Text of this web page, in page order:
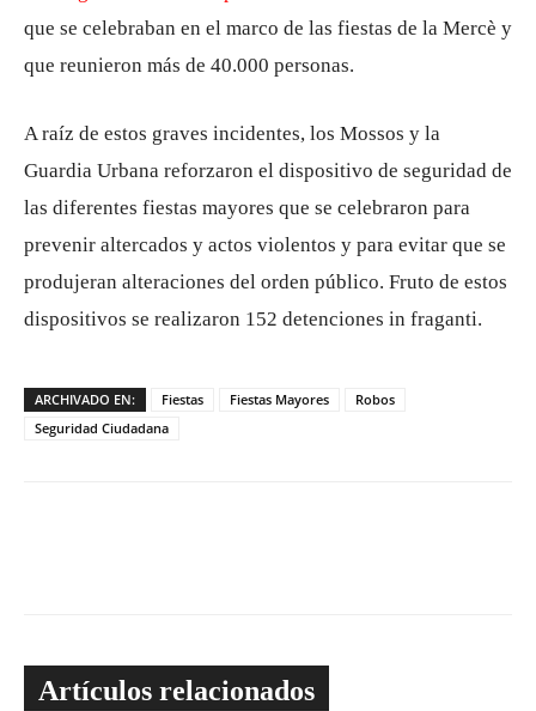
que se celebraban en el marco de las fiestas de la Mercè y
que reunieron más de 40.000 personas.
A raíz de estos graves incidentes, los Mossos y la
Guardia Urbana reforzaron el dispositivo de seguridad de
las diferentes fiestas mayores que se celebraron para
prevenir altercados y actos violentos y para evitar que se
produjeran alteraciones del orden público. Fruto de estos
dispositivos se realizaron 152 detenciones in fraganti.
ARCHIVADO EN: Fiestas Fiestas Mayores
Robos
Seguridad Ciudadana
Artículos relacionados